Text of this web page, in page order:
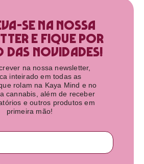
se na nossa
e fique por
novidades!​
na nossa newsletter,
inteirado em todas as
rolam na Kaya Mind e no
cannabis, além de receber
e outros produtos em
primeira mão!